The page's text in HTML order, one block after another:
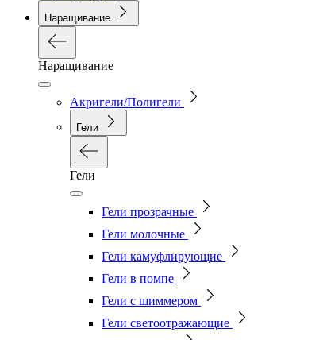
Наращивание
Наращивание
Акригели/Полигели
Гели
Гели
Гели прозрачные
Гели молочные
Гели камуфлирующие
Гели в помпе
Гели с шиммером
Гели светоотражающие